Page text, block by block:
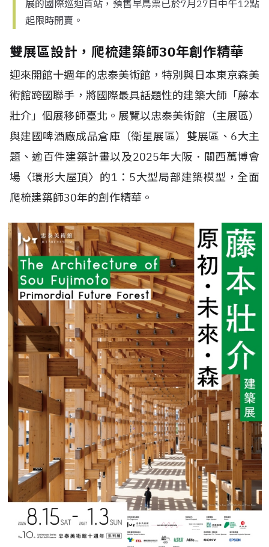
展的國際巡迴首站，預售早鳥票已於7月27日中午12點
起限時開賣。
雙展區設計，爬梳建築師30年創作精華
迎來開館十週年的忠泰美術館，特別與日本東京森美
術館跨國聯手，將國際最具話題性的建築大師「藤本
壯介」個展移師臺北。展覽以忠泰美術館（主展區）
與建國啤酒廠成品倉庫（衛星展區）雙展區、6大主
題、逾百件建築計畫以及2025年大阪．關西萬博會
場〈環形大屋頂〉的1：5大型局部建築模型，全面
爬梳建築師30年的創作精華。